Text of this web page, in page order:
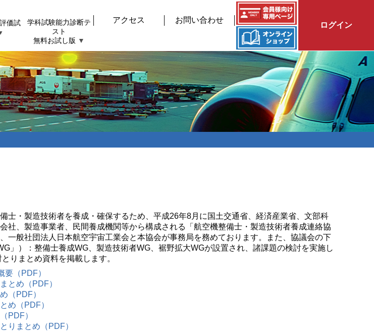
価試
学科試験能力診断テ
スト
無料お試し版 ▼
アクセス お問い合わせ
ログイン
士・製造技術者を養成・確保するため、平成26年8月に国土交通省、経済産業省、文部科
社、製造事業者、民間養成機関等から構成される「航空機整備士・製造技術者養成連絡協
一般社団法人日本航空宇宙工業会と本協会が事務局を務めております。また、協議会の下
」）：整備士養成WG、製造技術者WG、裾野拡大WGが設置され、諸課題の検討を実施し
りまとめ資料を掲載します。
要（PDF）
とめ（PDF）
（PDF）
め（PDF）
PDF）
りまとめ（PDF）